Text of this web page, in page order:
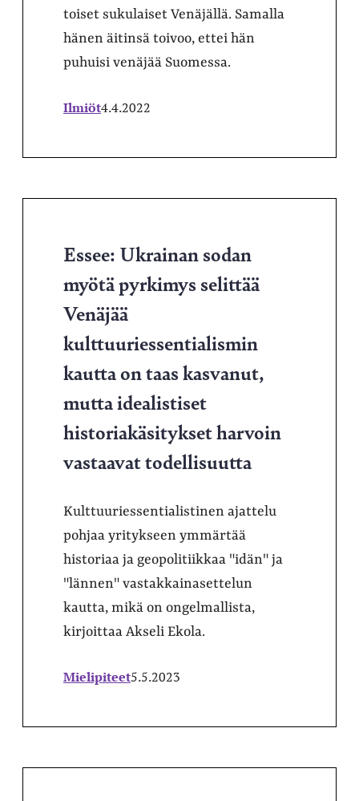
toiset sukulaiset Venäjällä. Samalla
hänen äitinsä toivoo, ettei hän
puhuisi venäjää Suomessa.
Ilmiöt4.4.2022
Essee: Ukrainan sodan
myötä pyrkimys selittää
Venäjää
kulttuuriessentialismin
kautta on taas kasvanut,
mutta idealistiset
historiakäsitykset harvoin
vastaavat todellisuutta
Kulttuuriessentialistinen ajattelu
pohjaa yritykseen ymmärtää
historiaa ja geopolitiikkaa "idän" ja
"lännen" vastakkainasettelun
kautta, mikä on ongelmallista,
kirjoittaa Akseli Ekola.
Mielipiteet5.5.2023